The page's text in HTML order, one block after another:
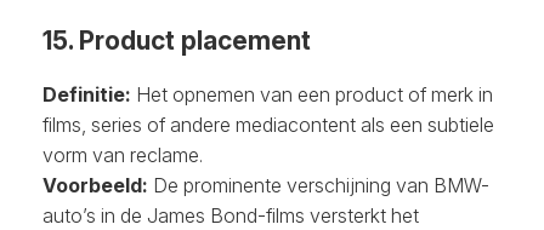
15. Product placement
Definitie: Het opnemen van een product of merk in
films, series of andere mediacontent als een subtiele
vorm van reclame.
Voorbeeld: De prominente verschijning van BMW-
auto’s in de James Bond-films versterkt het